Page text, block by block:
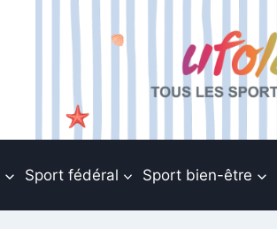
Sport fédéral Sport bien-être